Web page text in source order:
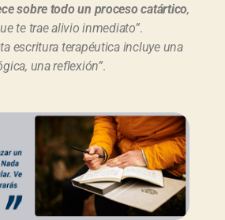
sobre todo un proceso catártico,
te trae alivio inmediato”.
escritura terapéutica incluye una
una reflexión”.